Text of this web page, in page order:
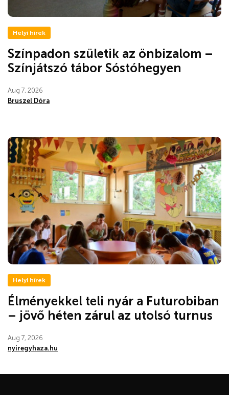
Helyi hírek
Színpadon születik az önbizalom –
Színjátszó tábor Sóstóhegyen
Aug 7, 2026
Bruszel Dóra
Helyi hírek
Élményekkel teli nyár a Futurobiban
– jövő héten zárul az utolsó turnus
Aug 7, 2026
nyiregyhaza.hu